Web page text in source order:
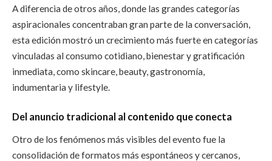
A diferencia de otros años, donde las grandes categorías
aspiracionales concentraban gran parte de la conversación,
esta edición mostró un crecimiento más fuerte en categorías
vinculadas al consumo cotidiano, bienestar y gratificación
inmediata, como skincare, beauty, gastronomía,
indumentaria y lifestyle.
Del anuncio tradicional al contenido que conecta
Otro de los fenómenos más visibles del evento fue la
consolidación de formatos más espontáneos y cercanos,